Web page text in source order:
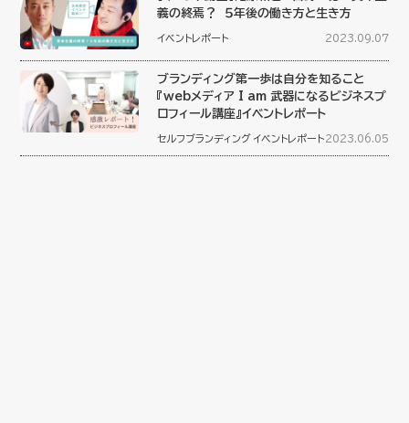
義の終焉？ ５年後の働き方と生き方
イベントレポート 2023.09.07
ブランディング第一歩は自分を知ること
『webメディア I am 武器になるビジネスプ
ロフィール講座』イベントレポート
セルフブランディング イベントレポート 2023.06.05